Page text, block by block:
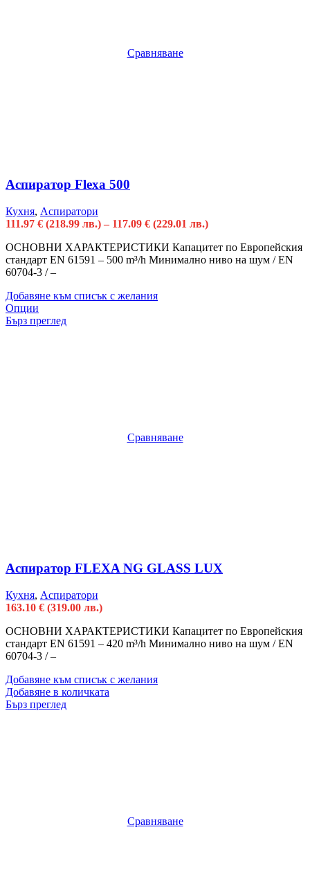
Сравняване
Аспиратор Flexa 500
Кухня, Аспиратори
111.97 € (218.99 лв.) – 117.09 € (229.01 лв.)
ОСНОВНИ ХАРАКТЕРИСТИКИ Капацитет по Европейския
стандарт EN 61591 – 500 m³/h Минимално ниво на шум / EN
60704-3 / –
Добавяне към списък с желания
Опции
Бърз преглед
Сравняване
Аспиратор FLEXA NG GLASS LUX
Кухня, Аспиратори
163.10 € (319.00 лв.)
ОСНОВНИ ХАРАКТЕРИСТИКИ Капацитет по Европейския
стандарт EN 61591 – 420 m³/h Минимално ниво на шум / EN
60704-3 / –
Добавяне към списък с желания
Добавяне в количката
Бърз преглед
Сравняване